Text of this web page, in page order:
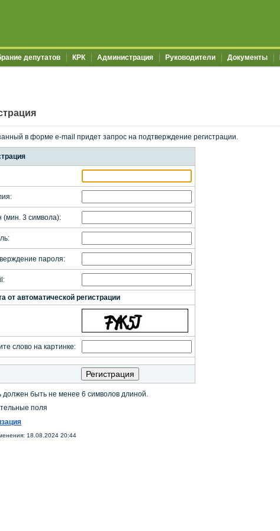
депутатов КРК Администрация Руководители Документы
в форме e-mail придет запрос на подтверждение регистрации.
(мин. 3 символа):
пароля:
от автоматической регистрации
слово на картинке:
должен быть не менее 6 символов длиной.
поля
18.08.2024 20:44